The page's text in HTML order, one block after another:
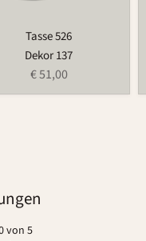
Tasse 526
Dekor 137
€ 51,00
von 5